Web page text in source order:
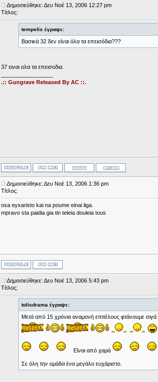
Δημοσιεύθηκε: Δευ Νοέ 13, 2006 12:27 pm
Τίτλος:
tempelis έγραψε:
Βασικά 32 δεν είναι όλα τα επεισόδια???
37 ειναι ολα τα επεισοδια.
.:: Gungrave Released By AC ::.
Δημοσιεύθηκε: Δευ Νοέ 13, 2006 1:36 pm
Τίτλος:
osa eyxaristo kai na poume einai liga.
mpravo sta paidia gia tin teleia douleia tous
Δημοσιεύθηκε: Δευ Νοέ 13, 2006 5:43 pm
Τίτλος:
tolisdrama έγραψε:
Μετά από 15 χρόνια αναμονή επιτέλους φτάνουμε σιγά
Είναι από χαρά
Σε όλη την ομάδα ένα μεγάλο ευχάριστο.